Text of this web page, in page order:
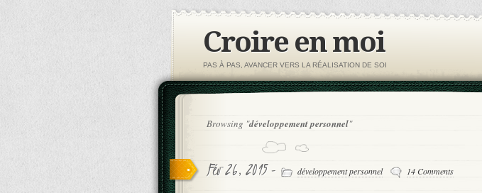
Croire en moi
PAS À PAS, AVANCER VERS LA RÉALISATION DE SOI
Browsing "développement personnel"
Fév 26, 2015 - développement personnel 14 Comments